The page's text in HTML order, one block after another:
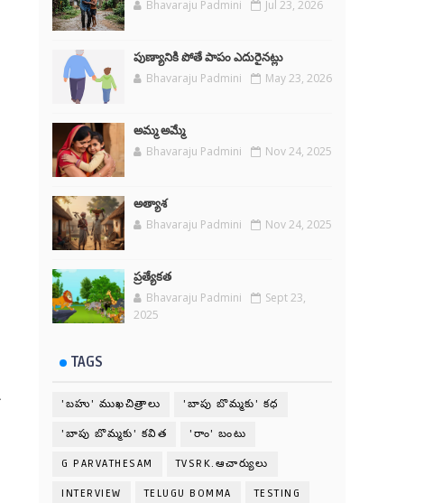
Bhavaraju Padmini Jul 23, 2026
పుణ్యానికి పోతే పాపం ఎదురైనట్లు
Bhavaraju Padmini May 23, 2026
అమ్మ అమ్మే
Bhavaraju Padmini Nov 24, 2025
అత్యాశ
Bhavaraju Padmini Nov 24, 2025
ప్రత్యేకత
Bhavaraju Padmini
Sept 23,
2025
TAGS
'బహు' ముఖచిత్రాలు 'బాపు బొమ్మకు' కధ
'బాపు బొమ్మకు' కవిత 'రాం' బంటు
G PARVATHESAM TVSRK.ఆచార్యులు
INTERVIEW TELUGU BOMMA TESTING